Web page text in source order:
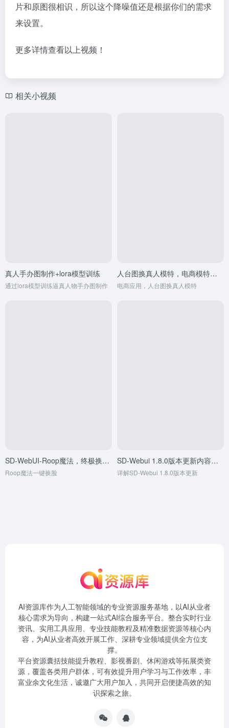
片和原图很相识，所以这个降噪值还是根据你们的需求
来设置。
更多详情查看以上视频！
相关小视频
真人手办图制作+lora模型训练
通过lora模型训练逼真人物手办图制作
人台图换真人模特，电商模特换装
电商应用，人台图换真人模特
SD-WebUI-Roop魔法，终极换脸，AI一键换脸
Roop魔法一键换脸
SD-Webui 1.8.0版本更新内容，Soft inpainting拯救模特换装不贴合痛点
详解SD-Webui 1.8.0版本更新
AI资源库作为人工智能领域的专业资源服务基地，以AI从业者
核心需求为导向，构建一站式AI综合服务平台。整合实时行业
资讯、实用工具应用、专业技能教程及精准数据资源等核心内
容，为AI从业者高效开展工作、深耕专业领域提供全方位支
撑。
平台资源囊括技能提升教程、影视番剧、休闲游戏等拓展类资
源，覆盖各类用户群体，可有效提升用户学习与工作效率，丰
富业余文化生活，诚邀广大用户加入，共同开启便捷高效的知
识探索之旅。